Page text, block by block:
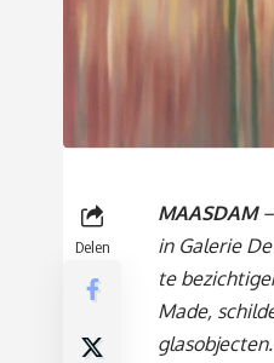
Delen
MAASDAM–
in Galerie
te
Made,